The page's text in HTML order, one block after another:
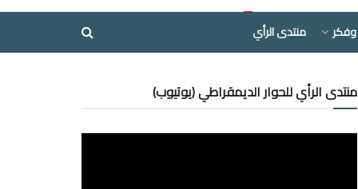
منتدى الرأي
منتدى الرأي للحوار الديمقراطي (يوتيوب)